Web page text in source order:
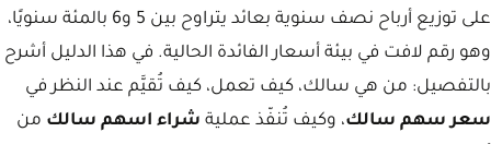
على توزيع أرباح نصف سنوية بعائد يتراوح بين 5 و6 بالمئة سنويًا،
وهو رقم لافت في بيئة أسعار الفائدة الحالية. في هذا الدليل أشرح
بالتفصيل: من هي سالك، كيف تعمل، كيف تُقيَّم عند النظر في
سعر سهم سالك، وكيف تُنفّذ عملية شراء اسهم سالك من